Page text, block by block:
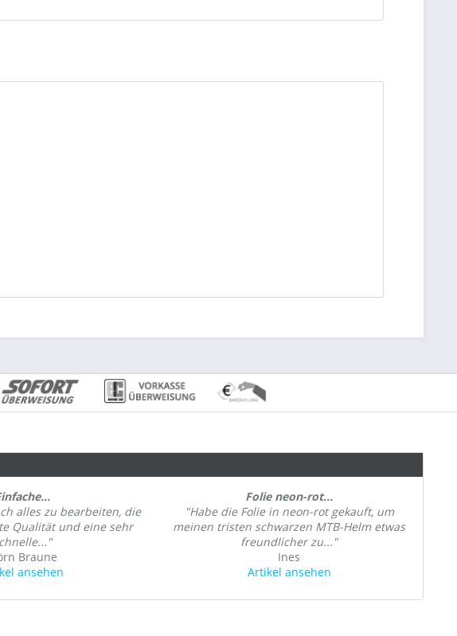
alles zu bearbeiten, die
Qualität und eine sehr
Braune
ansehen
Folie neon-rot...
"Habe die Folie in neon-rot gekauft, um
meinen tristen schwarzen MTB-Helm etwas
freundlicher zu..."
Ines
Artikel ansehen